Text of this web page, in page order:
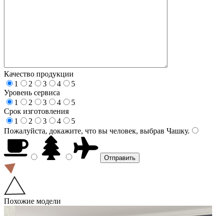
Качество продукции
1
2 3 4
5
Уровень сервиса
1
2 3 4
5
Срок изготовления
1
2 3 4
5
Пожалуйста, докажите, что вы человек, выбрав Чашку.
Похожие модели